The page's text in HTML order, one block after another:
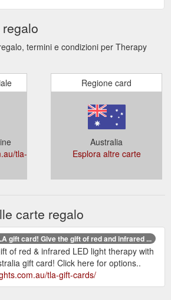
termini e condizioni per Therapy
tla-
Regione card
Australia
Esplora altre carte
carte regalo
gift card! Give the gift of red and infrared ...
of red & infrared LED light therapy with
gift card! Click here for options..
tla-gift-cards/